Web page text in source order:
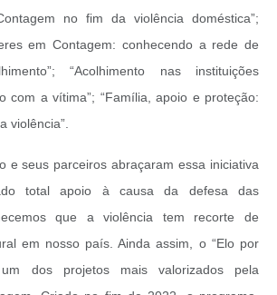
no fim da violência doméstica”;
em Contagem: conhecendo a rede de
“Acolhimento nas instituições
com a vítima”; “Família, apoio e proteção:
violência”.
e seus parceiros abraçaram essa iniciativa
total apoio à causa da defesa das
que a violência tem recorte de
em nosso país. Ainda assim, o “Elo por
dos projetos mais valorizados pela